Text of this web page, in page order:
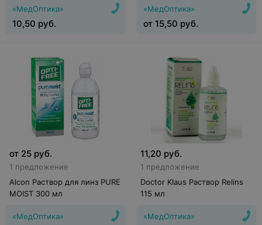
«МедОптика»
10,50 руб.
«МедОптика»
от 15,50 руб.
от 25 руб.
1 предложение
Alcon Раствор для линз PURE
MОIST 300 мл
«МедОптика»
11,20 руб.
1 предложение
Doctor Klaus Раствор Relins
115 мл
«МедОптика»